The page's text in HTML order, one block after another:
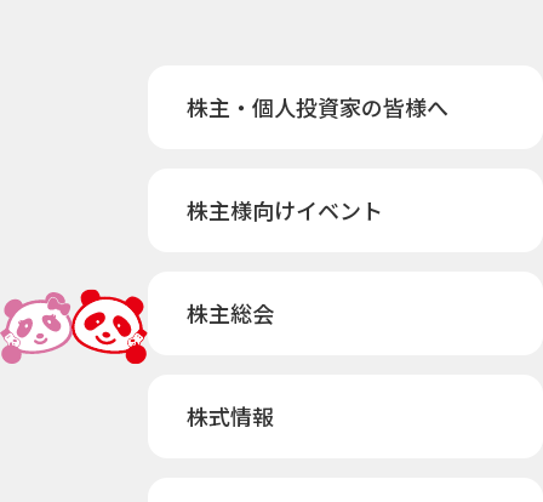
株主・個人投資家の皆様へ
株主様向けイベント
株主総会
株式情報